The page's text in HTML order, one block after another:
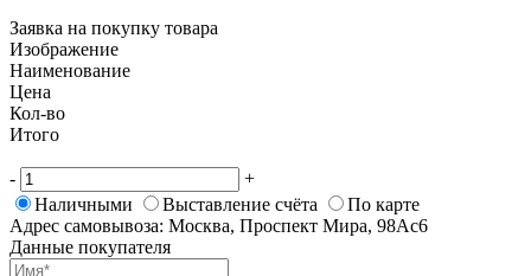
Заявка на покупку товара
Изображение
Наименование
Цена
Кол-во
Итого
-
+
Наличными
Выставление счёта
По карте
Адрес самовывоза: Москва, Проспект Мира, 98Ас6
Данные покупателя